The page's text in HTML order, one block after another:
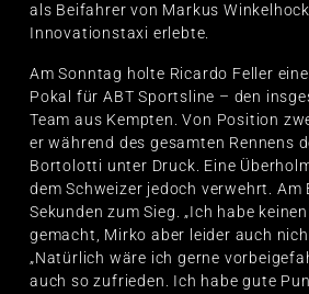
als Beifahrer von Markus
Innovationstaxi erlebte.
Am Sonntag holte Ricardo Feller
Pokal für ABT Sportsline – den
Team aus Kempten. Von Position
er während des gesamten Rennens
Bortolotti unter Druck. Eine
dem Schweizer jedoch verwehrt. Am
Sekunden zum Sieg. „Ich habe
gemacht, Mirko aber leider auch
„Natürlich wäre ich gerne
auch so zufrieden. Ich habe gute